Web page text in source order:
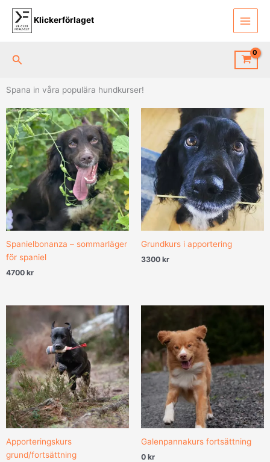
innehåll
Klickerförlaget
Sök
Spana in våra populära hundkurser!
Spanielbonanza – sommarläger
för spaniel
4700 kr
Grundkurs i apportering
3300 kr
Apporteringskurs
grund/fortsättning
Galenpannakurs fortsättning
0 kr